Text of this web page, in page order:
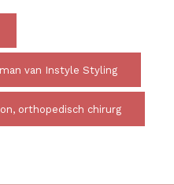
van Instyle Styling
orthopedisch chirurg